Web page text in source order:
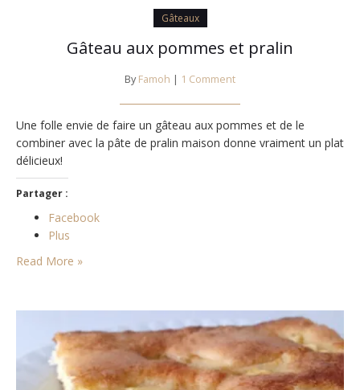
Gâteaux
Gâteau aux pommes et pralin
By Famoh | 1 Comment
Une folle envie de faire un gâteau aux pommes et de le
combiner avec la pâte de pralin maison donne vraiment un plat
délicieux!
Partager :
Facebook
Plus
Read More »